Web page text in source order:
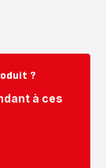
?
à ces